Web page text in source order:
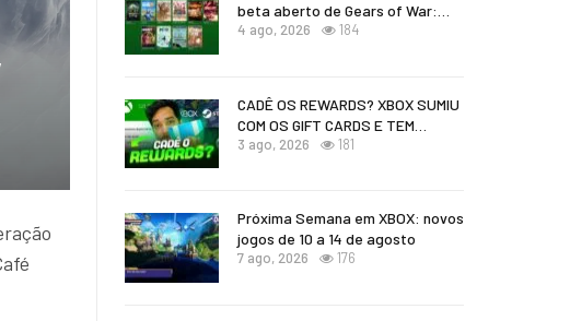
beta aberto de Gears of War:…
4 ago, 2026 184
CADÊ OS REWARDS? XBOX SUMIU
COM OS GIFT CARDS E TEM…
3 ago, 2026 181
Próxima Semana em XBOX: novos
jogos de 10 a 14 de agosto
7 ago, 2026 176